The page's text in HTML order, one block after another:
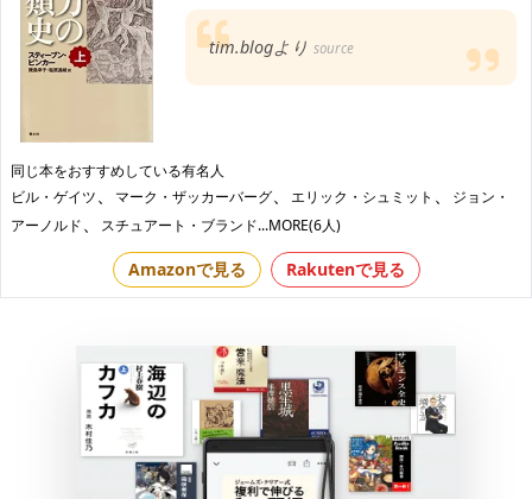
tim.blogよりsource
同じ本をおすすめしている有名人
ビル・ゲイツ、 マーク・ザッカーバーグ、 エリック・シュミット 、
ジョン・
アーノルド、 スチュアート・ブランド...MORE(6人)
Amazonで見る Rakutenで見る